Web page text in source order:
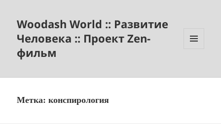
Woodash World :: Развитие
Человека :: Проект Zen-
фильм
Метка:конспирология